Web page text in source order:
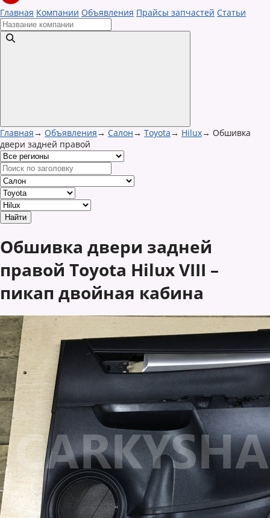
Главная Компании Объявления Прайсы запчастей Статьи
Главная→ Объявления→ Салон→ Toyota→ Hilux→ Обшивка
двери задней правой
Обшивка двери задней
правой Toyota Hilux VIII –
пикап двойная кабина